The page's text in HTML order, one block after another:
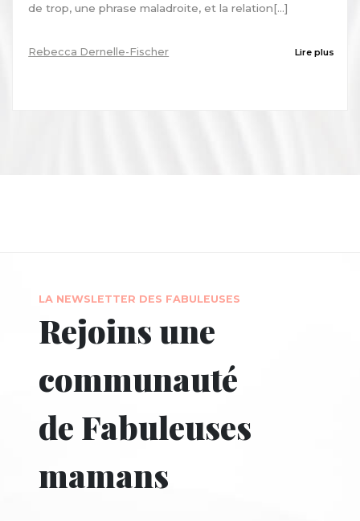
de trop, une phrase maladroite, et la relation[...]
Rebecca Dernelle-Fischer Lire plus
LA NEWSLETTER DES FABULEUSES
Rejoins une
communauté
de Fabuleuses
mamans